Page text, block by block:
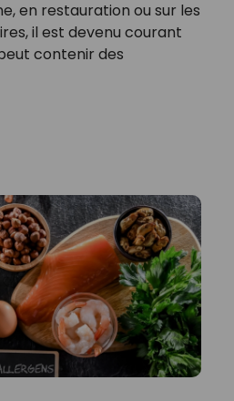
en restauration ou sur les
il est devenu courant
contenir des